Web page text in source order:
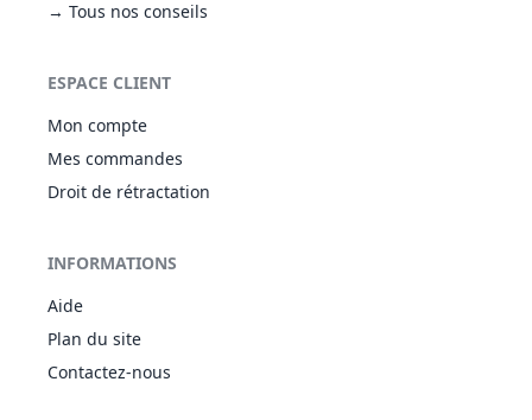
→ Tous nos conseils
ESPACE CLIENT
Mon compte
Mes commandes
Droit de rétractation
INFORMATIONS
Aide
Plan du site
Contactez-nous